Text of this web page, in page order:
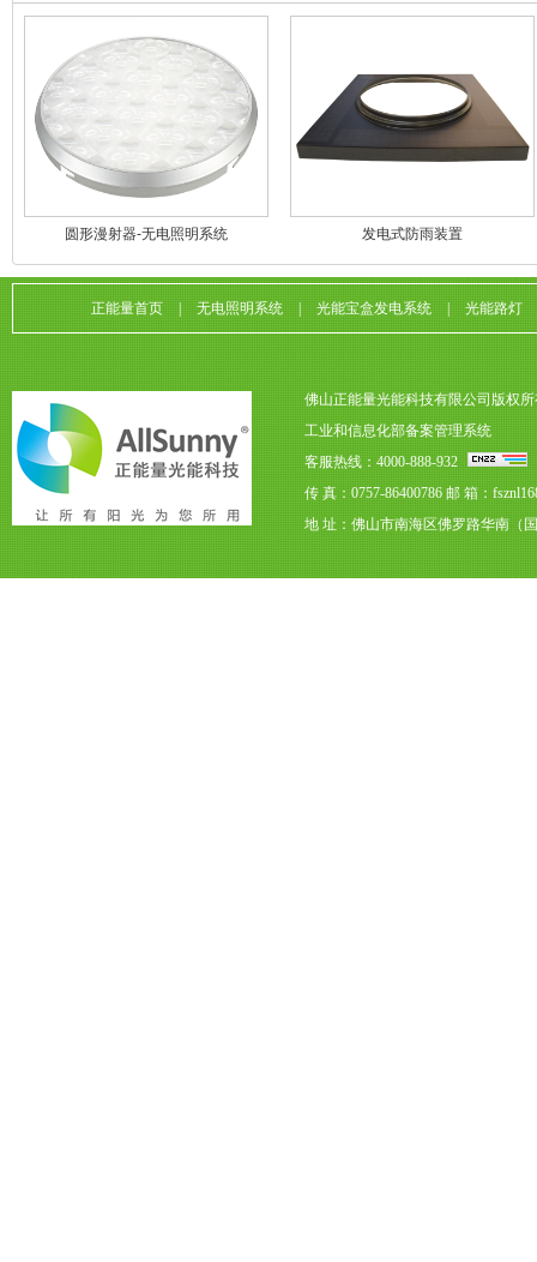
圆形漫射器-无电照明系统 发电式防雨装置
正能量首页 无电照明系统 光能宝盒发电系统 光能路灯
佛山正能量光能科技有限公司版权
工业和信息化部备案管理系统
客服热线：4000-888-932
传 真：0757-86400786 邮 箱：
地 址：佛山市南海区佛罗路华南（